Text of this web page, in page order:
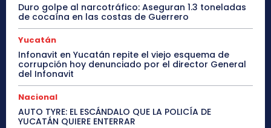
Duro golpe al narcotráfico: Aseguran 1.3 toneladas
de cocaína en las costas de Guerrero
Yucatán
Infonavit en Yucatán repite el viejo esquema de
corrupción hoy denunciado por el director General
del Infonavit
Nacional
AUTO TYRE: EL ESCÁNDALO QUE LA POLICÍA DE
YUCATÁN QUIERE ENTERRAR